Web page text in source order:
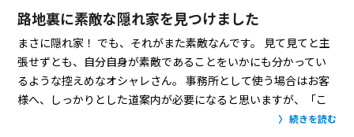
路地裏に素敵な隠れ家を見つけました
まさに隠れ家！ でも、それがまた素敵なんです。
見て見てと主
張せずとも、自分自身が素敵であることをいかにも分かってい
るような控えめなオシャレさん。
事務所として使う場合はお客
様へ、しっかりとした道案内が必要になると思いますが、「こ
んな路地裏にこんな素敵な建物があるなんて...」と記憶に残りや
続きを読む